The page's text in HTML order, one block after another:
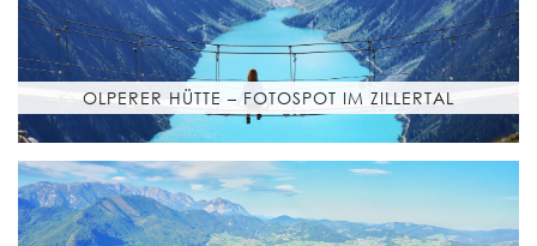
OLPERER HÜTTE – FOTOSPOT IM ZILLERTAL